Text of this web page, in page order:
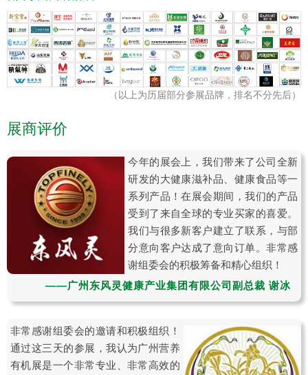
（以上为历届部分参展品牌，排名不分先后）
展商评价
今年的展会上，我们带来了公司全新
研发的大健康滋补品、健康食品等一
系列产品！在展会期间，我们的产品
受到了来自全球的专业买家的喜爱。
我们与很多新客户建立了联系，与部
分意向客户达成了意向订单。非常感
谢组委会的积极筹备和精心组织！
——广州东风灵健康产业集团有限公司副总裁 谢冰
非常感谢组委会的邀请和积极组织！
通过这三天的参展，我认为广州营养
有机展是一个非常专业、非常高效的